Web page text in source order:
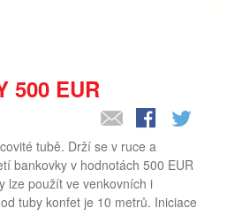
500 EUR
tubě. Drží se v ruce a
bankovky v hodnotách 500 EUR
lze použít ve venkovních i
tuby konfet je 10 metrů. Iniciace